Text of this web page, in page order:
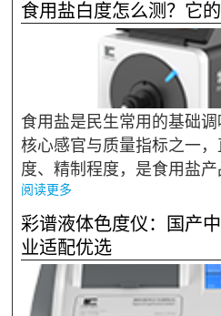
食用盐白度怎么测？它
食用盐是民生常用的基础
核心感官与质量指标之一
度、精制程度，是食用盐
质管控的关键依据。GB/T
通用试验方法 白度的测定
定的专用国家标准，GB...
阅读更多
彩谱液体色度仪：国产
业适配优选